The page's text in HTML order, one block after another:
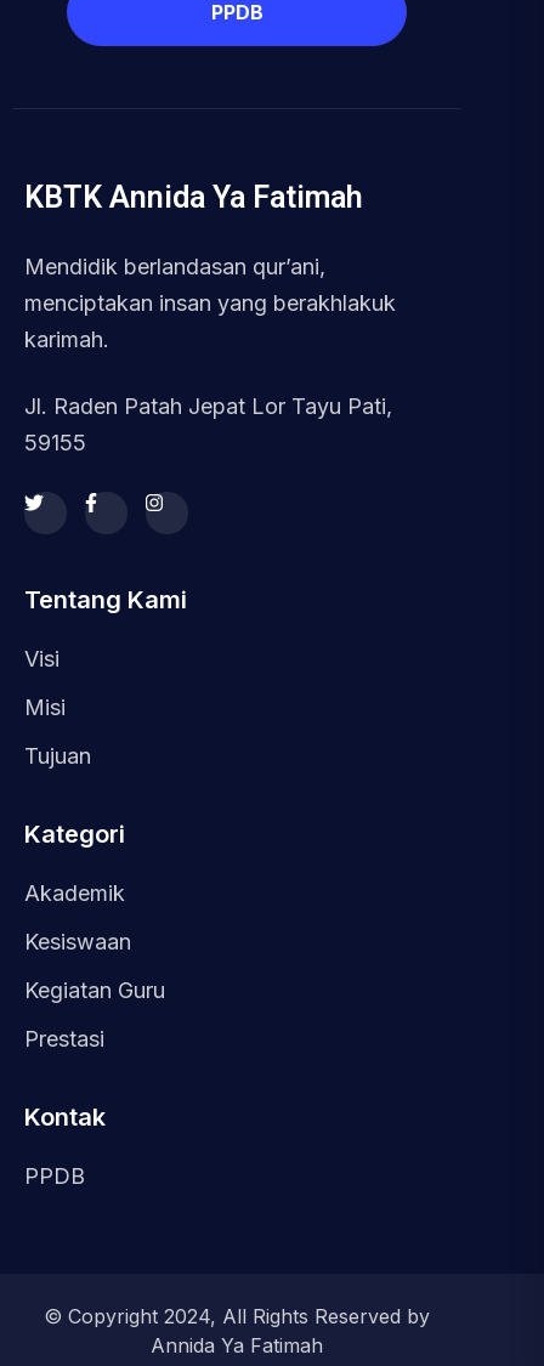
PPDB
KBTK Annida Ya Fatimah
Mendidik berlandasan qur’ani,
menciptakan insan yang berakhlakuk
karimah.
Jl. Raden Patah Jepat Lor Tayu Pati,
59155
Tentang Kami
Visi
Misi
Tujuan
Kategori
Akademik
Kesiswaan
Kegiatan Guru
Prestasi
Kontak
PPDB
© Copyright 2024, All Rights Reserved by
Annida Ya Fatimah